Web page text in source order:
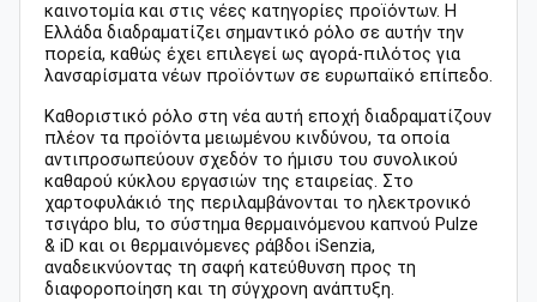
καινοτομία και στις νέες κατηγορίες προϊόντων. Η
Ελλάδα διαδραματίζει σημαντικό ρόλο σε αυτήν την
πορεία, καθώς έχει επιλεγεί ως αγορά-πιλότος για
λανσαρίσματα νέων προϊόντων σε ευρωπαϊκό επίπεδο.
Καθοριστικό ρόλο στη νέα αυτή εποχή διαδραματίζουν
πλέον τα προϊόντα μειωμένου κινδύνου, τα οποία
αντιπροσωπεύουν σχεδόν το ήμισυ του συνολικού
καθαρού κύκλου εργασιών της εταιρείας. Στο
χαρτοφυλάκιό της περιλαμβάνονται το ηλεκτρονικό
τσιγάρο blu, το σύστημα θερμαινόμενου καπνού Pulze
& iD και οι θερμαινόμενες ράβδοι iSenzia,
αναδεικνύοντας τη σαφή κατεύθυνση προς τη
διαφοροποίηση και τη σύγχρονη ανάπτυξη.